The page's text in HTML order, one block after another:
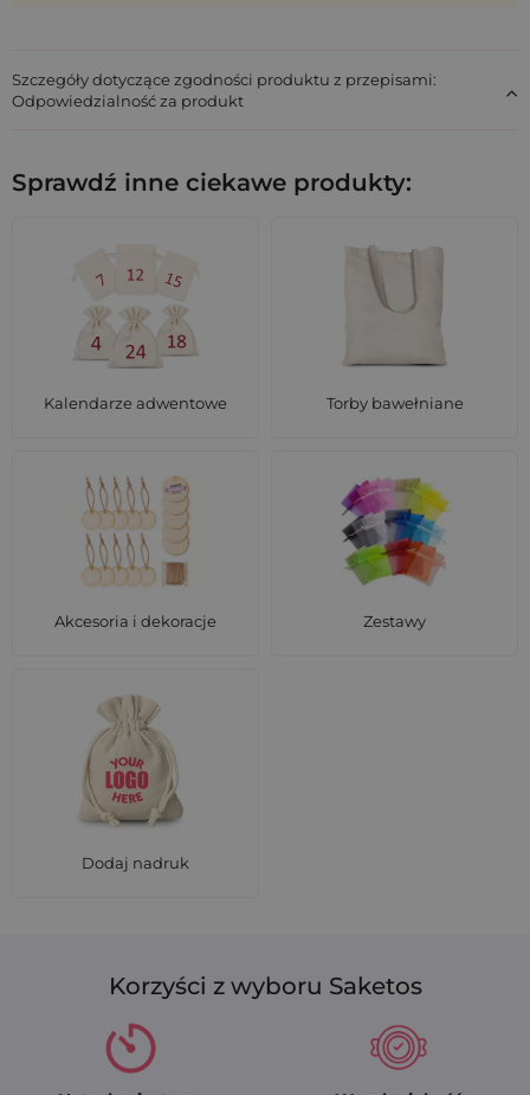
Szczegóły dotyczące zgodności produktu z przepisami:
Odpowiedzialność za produkt
Sprawdź inne ciekawe produkty:
Kalendarze adwentowe Torby bawełniane
Akcesoria i dekoracje Zestawy
Dodaj nadruk
Korzyści z wyboru Saketos